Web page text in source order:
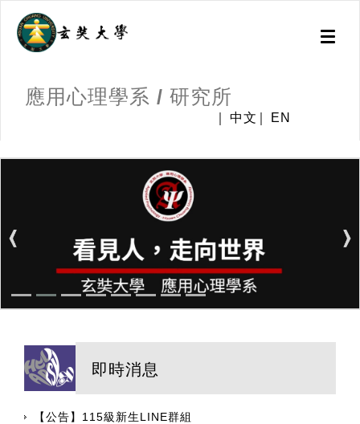
Toggle
應用心理學系 / 研究所
中文 EN
即時消息
【公告】115級新生LINE群組